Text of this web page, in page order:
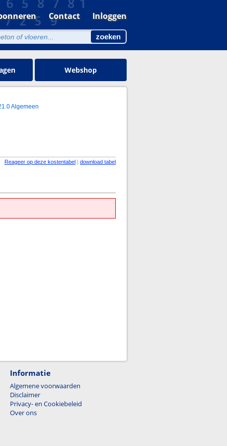
Contact Inloggen
Webshop
Algemeen
Reageer op deze kostentabel | download tabel
Informatie
Algemene voorwaarden
Disclaimer
Privacy- en Cookiebeleid
Over ons